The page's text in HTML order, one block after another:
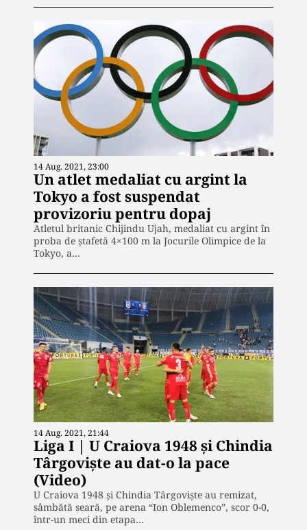
14 Aug. 2021, 23:00
Un atlet medaliat cu argint la
Tokyo a fost suspendat
provizoriu pentru dopaj
Atletul britanic Chijindu Ujah, medaliat cu argint în
proba de ştafetă 4×100 m la Jocurile Olimpice de la
Tokyo, a…
14 Aug. 2021, 21:44
Liga I | U Craiova 1948 și Chindia
Târgovişte au dat-o la pace
(Video)
U Craiova 1948 și Chindia Târgovişte au remizat,
sâmbătă seară, pe arena “Ion Oblemenco”, scor 0-0,
într-un meci din etapa…